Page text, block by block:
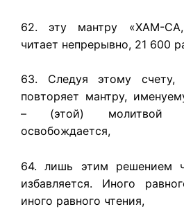
62. эту мантру «ХАМ-
читает непрерывно, 21 600
63. Следуя этому счету,
повторяет мантру,
– (этой) молитвой
освобождается,
64. лишь этим решением
избавляется. Иного
иного равного чтения,